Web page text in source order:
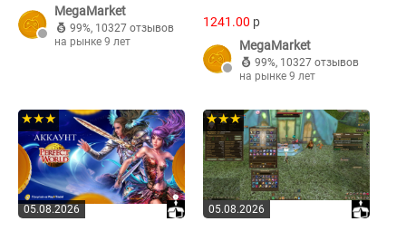
MegaMarket
99%, 10327 отзывов
на рынке 9 лет
1241.00 p
MegaMarket
99%, 10327 отзывов
на рынке 9 лет
05.08.2026
★★★
05.08.2026
★★★